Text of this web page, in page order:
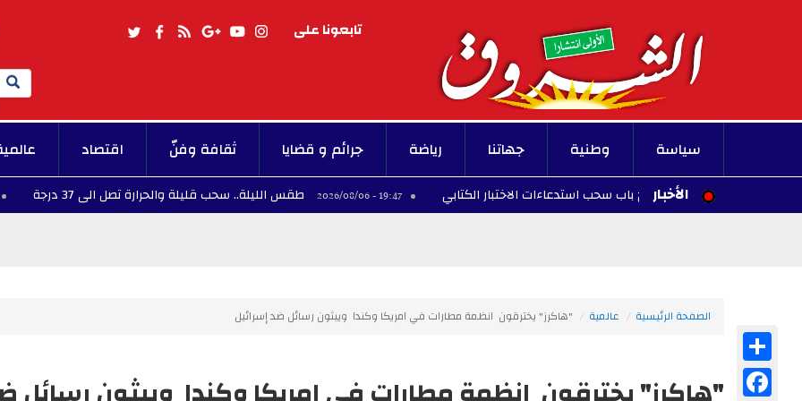
تابعونا على
Search
سياسة وطنية جهاتنا رياضة جرائم و قضايا ثقافة وفنّ اقتصاد
الأخبار
التربية تفتح باب سحب استدعاءات الاختبار الكتابي 19:47 - 2026/08/06 طقس الليلة.. سحب قليلة والحرارة تصل الى 37 درجة 19:06 - 2026/08/06
الصفحة الرئيسية عالمية "هاكرز" يخترقون انظمة مطارات في امريكا وكندا ويبثون رسائل ضد إسرائيل
Facebook